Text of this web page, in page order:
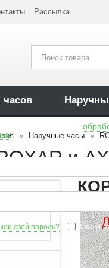
Рассылка
Наручные часы
и
свой пароль?